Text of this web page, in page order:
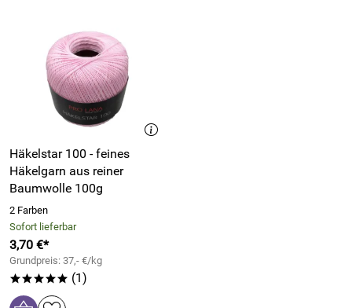
Häkelstar 100 - feines
Häkelgarn aus reiner
Baumwolle 100g
2 Farben
Sofort lieferbar
3,70 €*
Grundpreis: 37,- €/kg
***** (1)